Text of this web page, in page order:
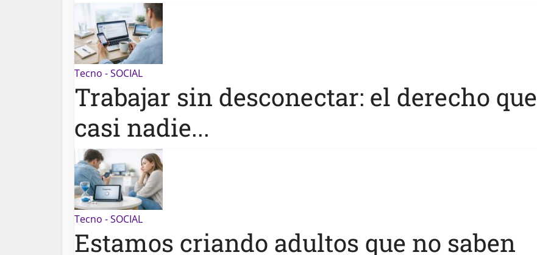
Tecno - SOCIAL
Trabajar sin desconectar: el derecho que
casi nadie...
Tecno - SOCIAL
Estamos criando adultos que no saben